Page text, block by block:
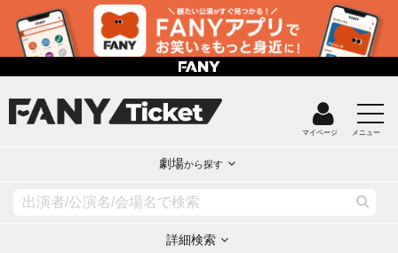
マイページ メニュー
劇場から探す
詳細検索